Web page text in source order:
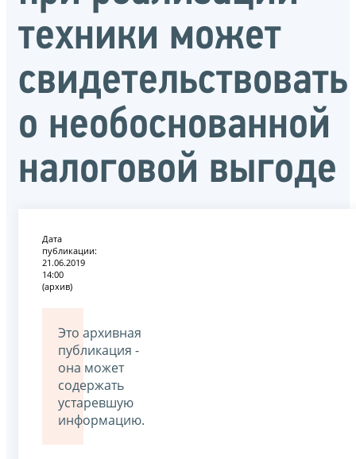
техники может
свидетельствовать
о необоснованной
налоговой выгоде
Дата
публикации:
21.06.2019
14:00
(архив)
Это архивная
публикация -
она может
содержать
устаревшую
информацию.